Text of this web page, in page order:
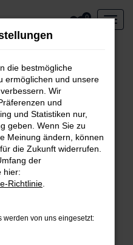
0
Error
dir helfen können:
und deine
zum Beispiel deine
Werbeblocker,
Seiten
die bestmögliche
ermöglichen und unsere
Wir
und
und Statistiken nur,
geben. Wenn Sie zu
Meinung ändern, können
die Zukunft widerrufen.
der
hier:
Richtlinie
werden von uns eingesetzt: